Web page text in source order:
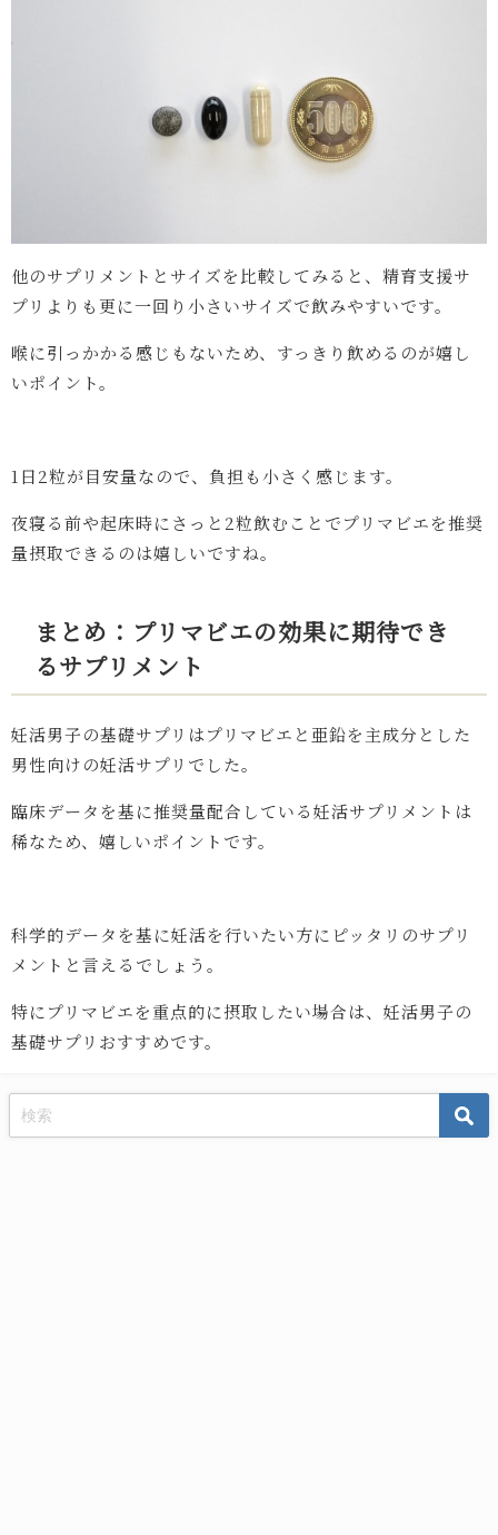
他のサプリメントとサイズを比較してみると、精育支援サ
プリよりも更に一回り小さいサイズで飲みやすいです。
喉に引っかかる感じもないため、すっきり飲めるのが嬉し
いポイント。
1日2粒が目安量なので、負担も小さく感じます。
夜寝る前や起床時にさっと2粒飲むことでプリマビエを推奨
量摂取できるのは嬉しいですね。
まとめ：プリマビエの効果に期待でき
るサプリメント
妊活男子の基礎サプリはプリマビエと亜鉛を主成分とした
男性向けの妊活サプリでした。
臨床データを基に推奨量配合している妊活サプリメントは
稀なため、嬉しいポイントです。
科学的データを基に妊活を行いたい方にピッタリのサプリ
メントと言えるでしょう。
特にプリマビエを重点的に摂取したい場合は、妊活男子の
基礎サプリおすすめです。